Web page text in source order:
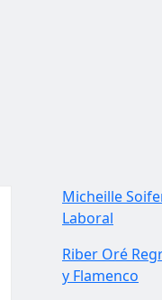
Micheille
Laboral
Riber Oré
y Flamenco